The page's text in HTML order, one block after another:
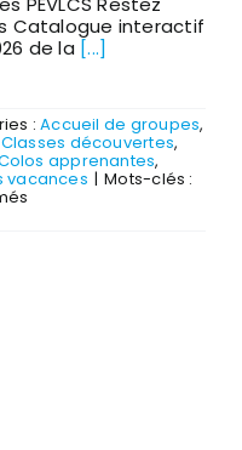
Catalogue interactif
de la [...]
:Accueil de groupes,
Classes découvertes,
apprenantes,
vacances | Mots-clés :